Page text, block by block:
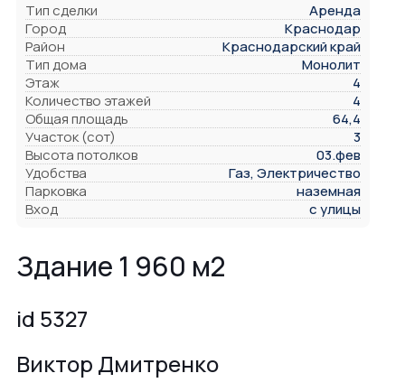
Тип сделки
Аренда
Город
Краснодар
Район
Краснодарский край
Тип дома
Монолит
Этаж
4
Количество этажей
4
Общая площадь
64,4
Участок (сот)
3
Высота потолков
03.фев
Удобства
Газ, Электричество
Парковка
наземная
Вход
с улицы
Здание 1 960 м2
id 5327
Виктор Дмитренко